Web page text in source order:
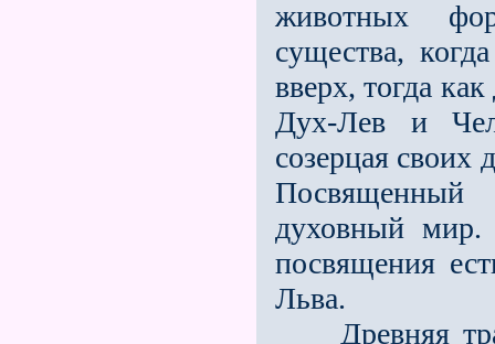
животных
существа,
вверх, тогда
Дух-Лев и
созерцая своих
Посвященный
духовный мир.
посвящения
Льва.
Древняя